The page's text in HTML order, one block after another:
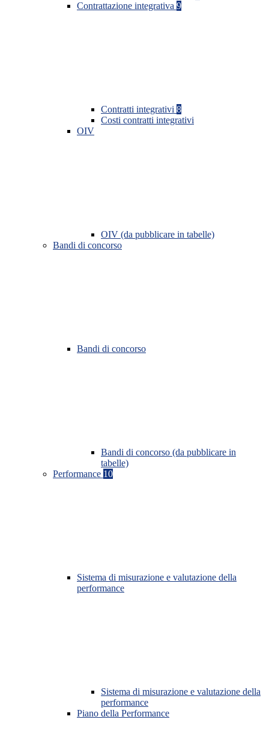
Contrattazione integrativa 9
Contratti integrativi 8
Costi contratti integrativi
OIV
OIV (da pubblicare in tabelle)
Bandi di concorso
Bandi di concorso
Bandi di concorso (da pubblicare in
tabelle)
Performance 10
Sistema di misurazione e valutazione della
performance
Sistema di misurazione e valutazione della
performance
Piano della Performance